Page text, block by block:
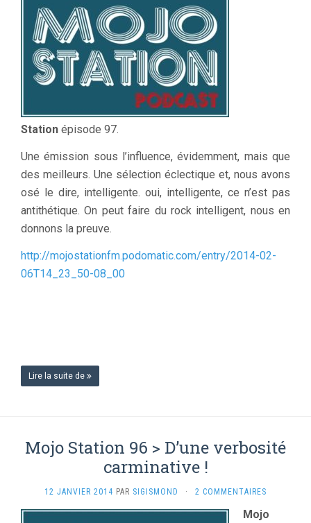
Station épisode 97.
Une émission sous l’influence, évidemment, mais que
des meilleurs. Une sélection éclectique et, nous avons
osé le dire, intelligente. oui, intelligente, ce n’est pas
antithétique. On peut faire du rock intelligent, nous en
donnons la preuve.
http://mojostationfm.podomatic.com/entry/2014-02-
06T14_23_50-08_00
Lire la suite de
Mojo Station 96 > D’une verbosité
carminative !
12 JANVIER 2014 PAR SIGISMOND · 2 COMMENTAIRES
Mojo